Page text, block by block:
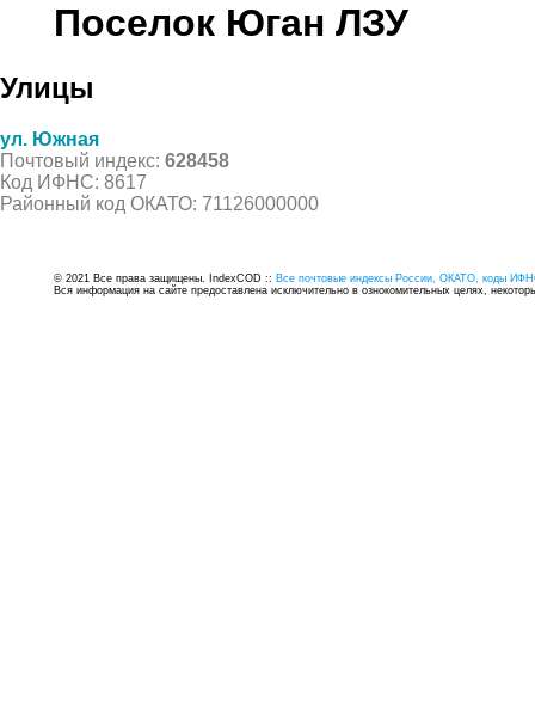
Поселок Юган ЛЗУ
Улицы
ул. Южная
Почтовый индекс: 628458
Код ИФНС: 8617
Районный код ОКАТО: 71126000000
© 2021 Все права защищены. IndexCOD :: Все почтовые индексы России, ОКАТО, коды
Вся информация на сайте предоставлена исключительно в ознокомительных целях,